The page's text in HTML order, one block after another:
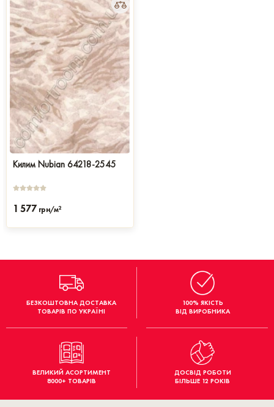
Килим Nubian 64218-2545
1 577 грн/м2
БЕЗКОШТОВНА ДОСТАВКА
ТОВАРІВ ПО УКРАЇНІ
100% ЯКІСТЬ
ВІД ВИРОБНИКА
ВЕЛИКИЙ АСОРТИМЕНТ
8000+ ТОВАРІВ
ДОСВІД РОБОТИ
БІЛЬШЕ 12 РОКІВ